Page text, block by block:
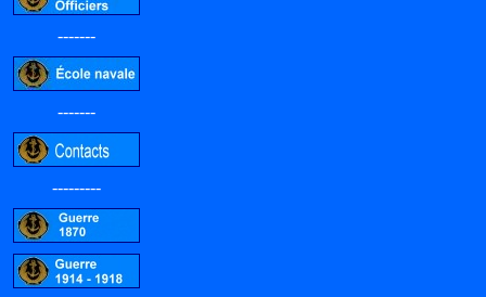
-------
-------
---------